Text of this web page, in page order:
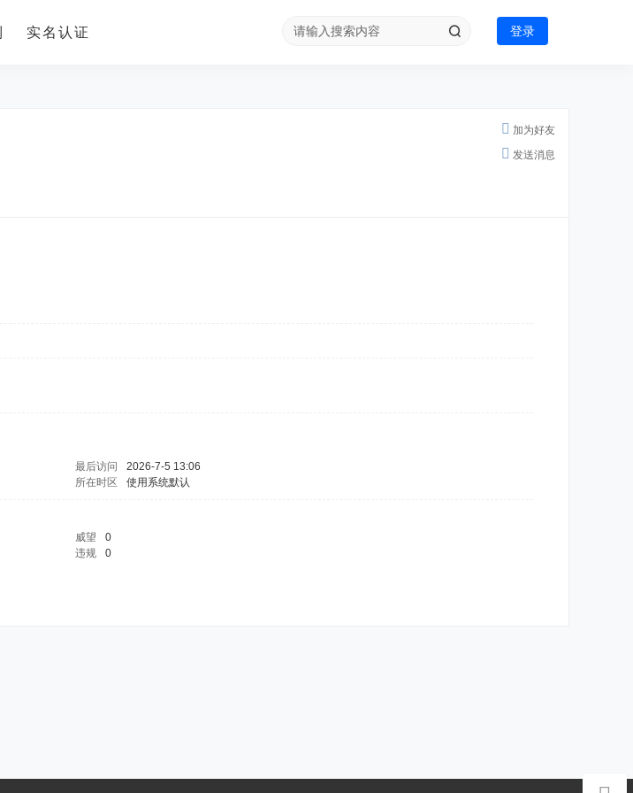
实名认证 登录
加为好友
发送消息
最后访问
2026-7-5 13:06
所在时区 使用系统默认
威望
0
违规
0